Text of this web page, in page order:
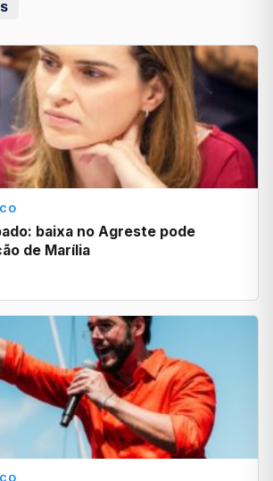
baixa no Agreste pode
de Marília